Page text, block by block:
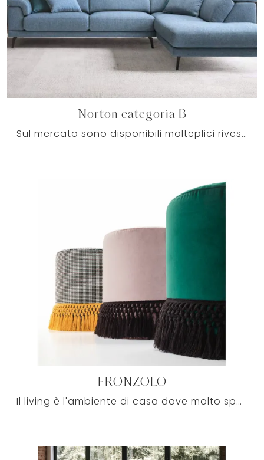
Norton categoria B
Sul mercato sono disponibili molteplici rivestimenti attuali per i tuoi Salotti moderni, in modo che i modelli di divani possano sempre abbinarsi al ...
FRONZOLO
Il living è l'ambiente di casa dove molto spesso accoglierai amici e parenti per serate in compagnia, perciò occorre che sia sempre accogliente, ...